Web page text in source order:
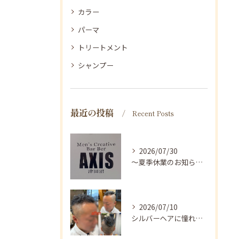
カラー
パーマ
トリートメント
シャンプー
最近の投稿 Recent Posts
2026/07/30
〜夏季休業のお知らせ〜
2026/07/10
シルバーヘアに憧れる方へ✨